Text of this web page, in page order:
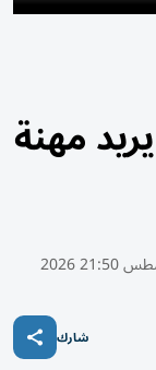
لوكلير يريد مهنة
شارك